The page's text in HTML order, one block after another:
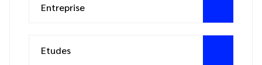
Entreprise
Etudes